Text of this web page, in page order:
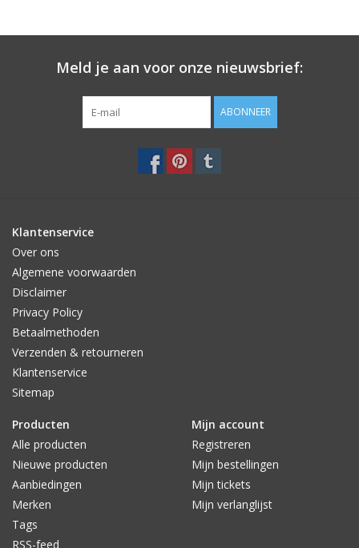
Meld je aan voor onze nieuwsbrief:
ABONNEER
Klantenservice
Over ons
Algemene voorwaarden
Disclaimer
Privacy Policy
Betaalmethoden
Verzenden & retourneren
Klantenservice
Sitemap
Producten
Alle producten
Nieuwe producten
Aanbiedingen
Merken
Tags
RSS-feed
Mijn account
Registreren
Mijn bestellingen
Mijn tickets
Mijn verlanglijst